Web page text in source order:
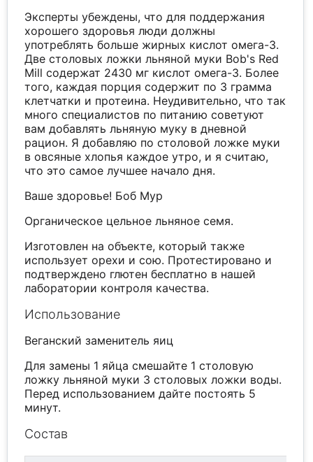
Эксперты убеждены, что для поддержания
хорошего здоровья люди должны
употреблять больше жирных кислот омега-3.
Две столовых ложки льняной муки Bob's Red
Mill содержат 2430 мг кислот омега-3. Более
того, каждая порция содержит по 3 грамма
клетчатки и протеина. Неудивительно, что так
много специалистов по питанию советуют
вам добавлять льняную муку в дневной
рацион. Я добавляю по столовой ложке муки
в овсяные хлопья каждое утро, и я считаю,
что это самое лучшее начало дня.
Ваше здоровье! Боб Мур
Органическое цельное льняное семя.
Изготовлен на объекте, который также
использует орехи и сою. Протестировано и
подтверждено глютен бесплатно в нашей
лаборатории контроля качества.
Использование
Веганский заменитель яиц
Для замены 1 яйца смешайте 1 столовую
ложку льняной муки 3 столовых ложки воды.
Перед использованием дайте постоять 5
минут.
Состав